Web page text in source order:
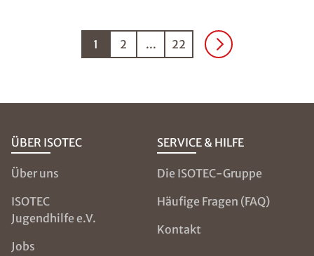
1 2 ... 22
ÜBER ISOTEC
Über uns
ISOTEC
Jugendhilfe e.V.
Jobs
SERVICE & HILFE
Die ISOTEC-Gruppe
Häufige Fragen (FAQ)
Kontakt